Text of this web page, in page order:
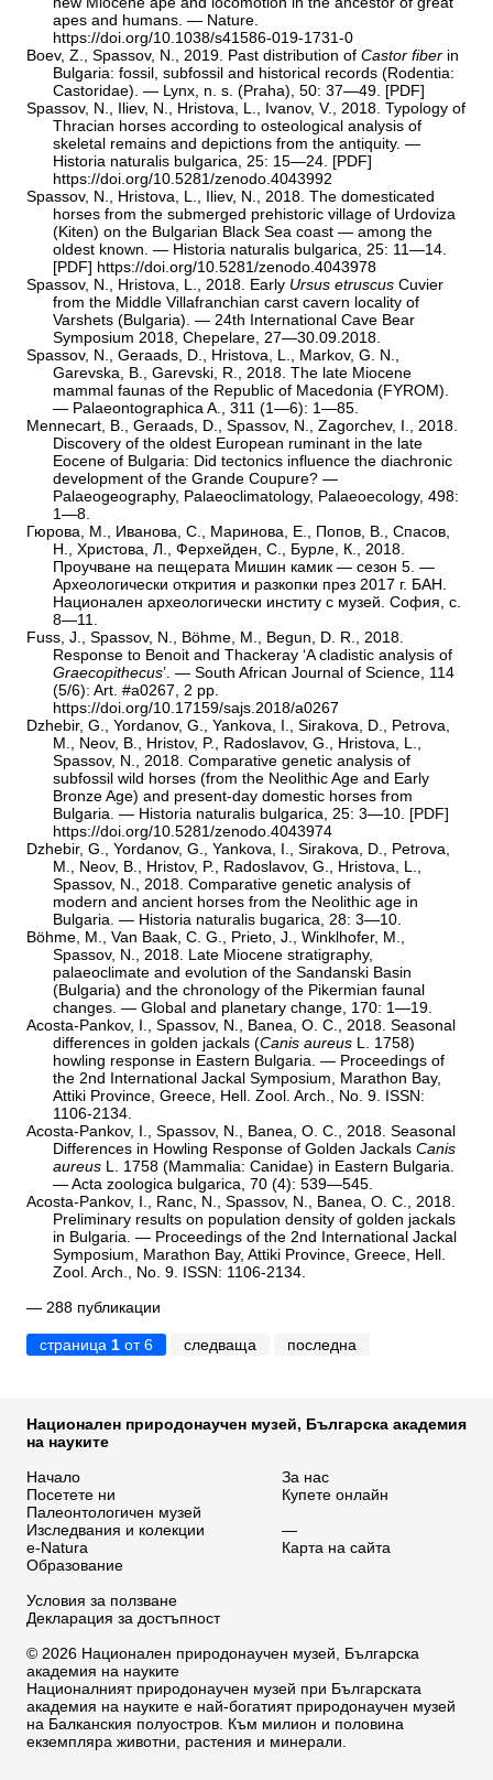
apes and humans. — Nature.
https://doi.org/10.1038/s41586-019-1731-0
Boev, Z., Spassov, N., 2019. Past distribution of Castor fiber in
Bulgaria: fossil, subfossil and historical records (Rodentia:
Castoridae). — Lynx, n. s. (Praha), 50: 37—49. [PDF]
Spassov, N., Iliev, N., Hristova, L., Ivanov, V., 2018. Typology of
Thracian horses according to osteological analysis of
skeletal remains and depictions from the antiquity. —
Historia naturalis bulgarica, 25: 15—24. [PDF]
https://doi.org/10.5281/zenodo.4043992
Spassov, N., Hristova, L., Iliev, N., 2018. The domesticated
horses from the submerged prehistoric village of Urdoviza
(Kiten) on the Bulgarian Black Sea coast — among the
oldest known. — Historia naturalis bulgarica, 25: 11—14.
[PDF] https://doi.org/10.5281/zenodo.4043978
Spassov, N., Hristova, L., 2018. Early Ursus etruscus Cuvier
from the Middle Villafranchian carst cavern locality of
Varshets (Bulgaria). — 24th International Cave Bear
Symposium 2018, Chepelare, 27—30.09.2018.
Spassov, N., Geraads, D., Hristova, L., Markov, G. N.,
Garevska, B., Garevski, R., 2018. The late Miocene
mammal faunas of the Republic of Macedonia (FYROM).
— Palaeontographica A., 311 (1—6): 1—85.
Mennecart, B., Geraads, D., Spassov, N., Zagorchev, I., 2018.
Discovery of the oldest European ruminant in the late
Eocene of Bulgaria: Did tectonics influence the diachronic
development of the Grande Coupure? —
Palaeogeography, Palaeoclimatology, Palaeoecology, 498:
1—8.
Гюрова, М., Иванова, С., Маринова, Е., Попов, В., Спасов,
Н., Христова, Л., Ферхейден, С., Бурле, К., 2018.
Проучване на пещерата Мишин камик — сезон 5. —
Археологически открития и разкопки през 2017 г. БАН.
Национален археологически институ с музей. София, с.
8—11.
Fuss, J., Spassov, N., Böhme, M., Begun, D. R., 2018.
Response to Benoit and Thackeray ‘A cladistic analysis of
Graecopithecus’. — South African Journal of Science, 114
(5/6): Art. #a0267, 2 pp.
https://doi.org/10.17159/sajs.2018/a0267
Dzhebir, G., Yordanov, G., Yankova, I., Sirakova, D., Petrova,
M., Neov, B., Hristov, P., Radoslavov, G., Hristova, L.,
Spassov, N., 2018. Comparative genetic analysis of
subfossil wild horses (from the Neolithic Age and Early
Bronze Age) and present-day domestic horses from
Bulgaria. — Historia naturalis bulgarica, 25: 3—10. [PDF]
https://doi.org/10.5281/zenodo.4043974
Dzhebir, G., Yordanov, G., Yankova, I., Sirakova, D., Petrova,
M., Neov, B., Hristov, P., Radoslavov, G., Hristova, L.,
Spassov, N., 2018. Comparative genetic analysis of
modern and ancient horses from the Neolithic age in
Bulgaria. — Historia naturalis bugarica, 28: 3—10.
Böhme, M., Van Baak, C. G., Prieto, J., Winklhofer, M.,
Spassov, N., 2018. Late Miocene stratigraphy,
palaeoclimate and evolution of the Sandanski Basin
(Bulgaria) and the chronology of the Pikermian faunal
changes. — Global and planetary change, 170: 1—19.
Acosta-Pankov, I., Spassov, N., Banea, O. C., 2018. Seasonal
differences in golden jackals (Canis aureus L. 1758)
howling response in Eastern Bulgaria. — Proceedings of
the 2nd International Jackal Symposium, Marathon Bay,
Attiki Province, Greece, Hell. Zool. Arch., No. 9. ISSN:
1106-2134.
Acosta-Pankov, I., Spassov, N., Banea, O. C., 2018. Seasonal
Differences in Howling Response of Golden Jackals Canis
aureus L. 1758 (Mammalia: Canidae) in Eastern Bulgaria.
— Acta zoologica bulgarica, 70 (4): 539—545.
Acosta-Pankov, I., Ranc, N., Spassov, N., Banea, O. C., 2018.
Preliminary results on population density of golden jackals
in Bulgaria. — Proceedings of the 2nd International Jackal
Symposium, Marathon Bay, Attiki Province, Greece, Hell.
Zool. Arch., No. 9. ISSN: 1106-2134.
— 288 публикации
страница 1 от 6 следваща последна
Национален природонаучен музей, Българска академия
на науките
Начало
Посетете ни
Палеонтологичен музей
Изследвания и колекции
e-Natura
Образование
За нас
Купете онлайн
—
Карта на сайта
Условия за ползване
Декларация за достъпност
© 2026 Национален природонаучен музей, Българска
академия на науките
Националният природонаучен музей при Българската
академия на науките е най-богатият природонаучен музей
на Балканския полуостров. Към милион и половина
екземпляра животни, растения и минерали.